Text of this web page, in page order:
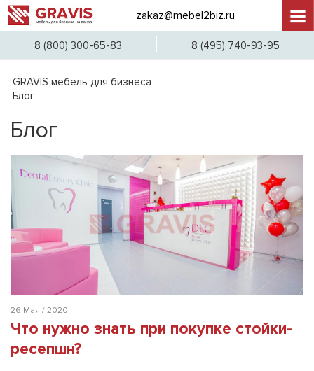
+7
zakaz@mebel2biz.ru
8 (800) 300-65-83 8 (495) 740-93-95
GRAVIS мебель для бизнеса
Блог
Блог
26 Мая / 2020
Что нужно знать при покупке стойки-
ресепшн?